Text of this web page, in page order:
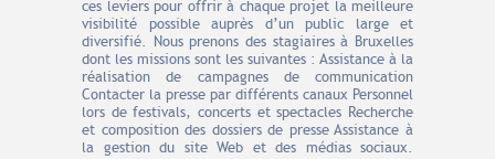
ces leviers pour offrir à chaque projet la meilleure
visibilité possible auprès d’un public large et
diversifié. Nous prenons des stagiaires à Bruxelles
dont les missions sont les suivantes : Assistance à la
réalisation de campagnes de communication
Contacter la presse par différents canaux Personnel
lors de festivals, concerts et spectacles Recherche
et composition des dossiers de presse Assistance à
la gestion du site Web et des médias sociaux.